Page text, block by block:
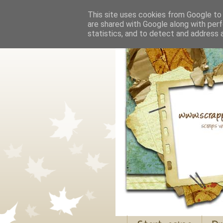
This site uses cookies from Google
are shared with Google along with
statistics, and to detect and address